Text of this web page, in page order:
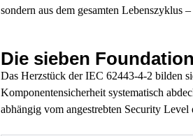
sondern aus dem gesamten
Die sieben
Das Herzstück der IEC 62443-4-2 bilden
Komponentensicherheit systematisch
abhängig vom angestrebten Security Level